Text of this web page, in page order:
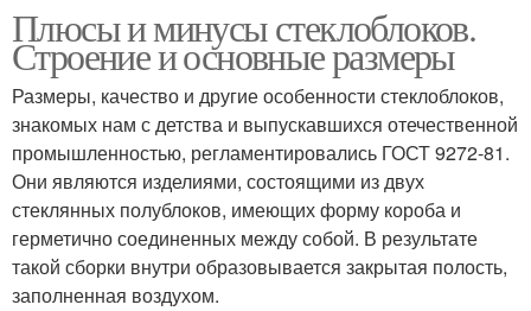
Плюсы и минусы стеклоблоков.
Строение и основные размеры
Размеры, качество и другие особенности стеклоблоков,
знакомых нам с детства и выпускавшихся отечественной
промышленностью, регламентировались ГОСТ 9272-81.
Они являются изделиями, состоящими из двух
стеклянных полублоков, имеющих форму короба и
герметично соединенных между собой. В результате
такой сборки внутри образовывается закрытая полость,
заполненная воздухом.